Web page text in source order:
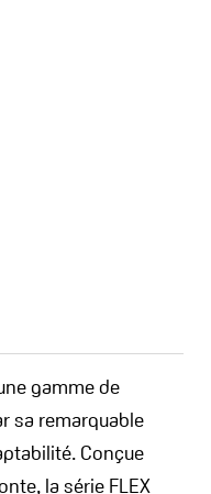
gamme de
sa remarquable
Conçue
la série FLEX